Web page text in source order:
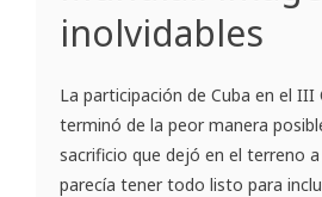
inolvidables
La participación de Cuba en el III
terminó de la peor manera
sacrificio que dejó en el terreno
parecía tener todo listo para